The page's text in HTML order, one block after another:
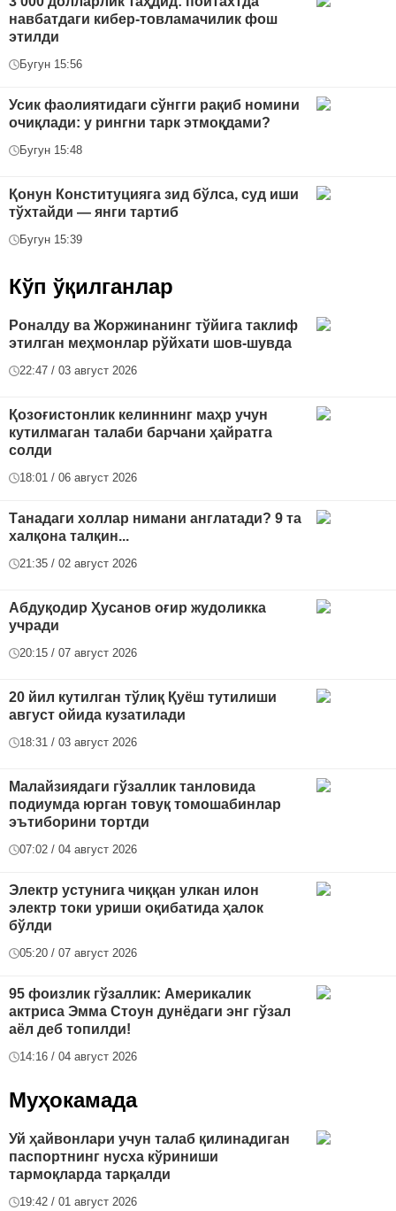
навбатдаги кибер-товламачилик фош
этилди
Бугун 15:56
Усик фаолиятидаги сўнгги рақиб номини
очиқлади: у рингни тарк этмоқдами?
Бугун 15:48
Қонун Конституцияга зид бўлса, суд иши
тўхтайди — янги тартиб
Бугун 15:39
Кўп ўқилганлар
Роналду ва Жоржинанинг тўйига таклиф
этилган меҳмонлар рўйхати шов-шувда
22:47 / 03 август 2026
Қозоғистонлик келиннинг маҳр учун
кутилмаган талаби барчани ҳайратга
солди
18:01 / 06 август 2026
Танадаги холлар нимани англатади? 9 та
халқона талқин...
21:35 / 02 август 2026
Абдуқодир Ҳусанов оғир жудоликка
учради
20:15 / 07 август 2026
20 йил кутилган тўлиқ Қуёш тутилиши
август ойида кузатилади
18:31 / 03 август 2026
Малайзиядаги гўзаллик танловида
подиумда юрган товуқ томошабинлар
эътиборини тортди
07:02 / 04 август 2026
Электр устунига чиққан улкан илон
электр токи уриши оқибатида ҳалок
бўлди
05:20 / 07 август 2026
95 фоизлик гўзаллик: Америкалик
актриса Эмма Стоун дунёдаги энг гўзал
аёл деб топилди!
14:16 / 04 август 2026
Муҳокамада
Уй ҳайвонлари учун талаб қилинадиган
паспортнинг нусха кўриниши
тармоқларда тарқалди
19:42 / 01 август 2026